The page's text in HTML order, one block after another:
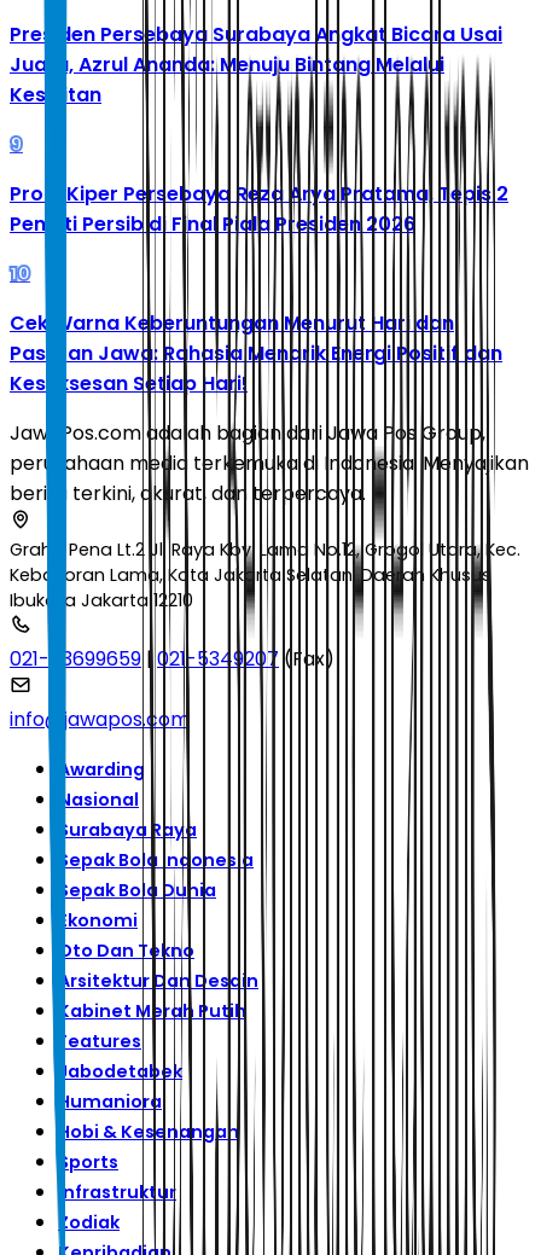
Presiden Persebaya Surabaya Angkat Bicara Usai
Juara, Azrul Ananda: Menuju Bintang Melalui
Kesulitan
9
Profil Kiper Persebaya Reza Arya Pratama, Tepis 2
Penalti Persib di Final Piala Presiden 2026
10
Cek Warna Keberuntungan Menurut Hari dan
Pasaran Jawa: Rahasia Menarik Energi Positif dan
Kesuksesan Setiap Hari!
JawaPos.com adalah bagian dari Jawa Pos Group,
perusahaan media terkemuka di Indonesia. Menyajikan
berita terkini, akurat, dan terpercaya.
Graha Pena Lt.2 Jl. Raya Kby. Lama No.12, Grogol Utara, Kec.
Kebayoran Lama, Kota Jakarta Selatan, Daerah Khusus
Ibukota Jakarta 12210
021-53699659 |021-5349207 (Fax)
info@jawapos.com
Awarding
Nasional
Surabaya Raya
Sepak Bola Indonesia
Sepak Bola Dunia
Ekonomi
Oto Dan Tekno
Arsitektur Dan Desain
Kabinet Merah Putih
Features
Jabodetabek
Humaniora
Hobi & Kesenangan
Sports
Infrastruktur
Zodiak